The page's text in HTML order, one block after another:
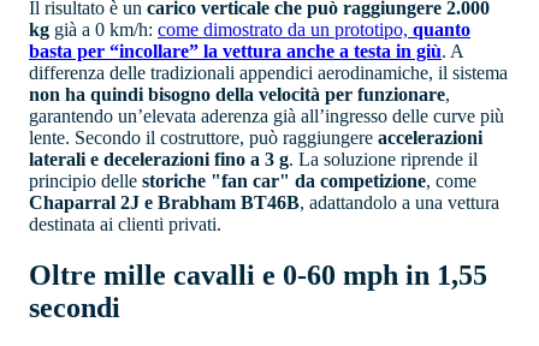
Il risultato è un carico verticale che può raggiungere 2.000
kg già a 0 km/h: come dimostrato da un prototipo, quanto
basta per “incollare” la vettura anche a testa in giù. A
differenza delle tradizionali appendici aerodinamiche, il sistema
non ha quindi bisogno della velocità per funzionare,
garantendo un’elevata aderenza già all’ingresso delle curve più
lente. Secondo il costruttore, può raggiungere accelerazioni
laterali e decelerazioni fino a 3 g. La soluzione riprende il
principio delle storiche "fan car" da competizione, come
Chaparral 2J e Brabham BT46B, adattandolo a una vettura
destinata ai clienti privati.
Oltre mille cavalli e 0-60 mph in 1,55
secondi